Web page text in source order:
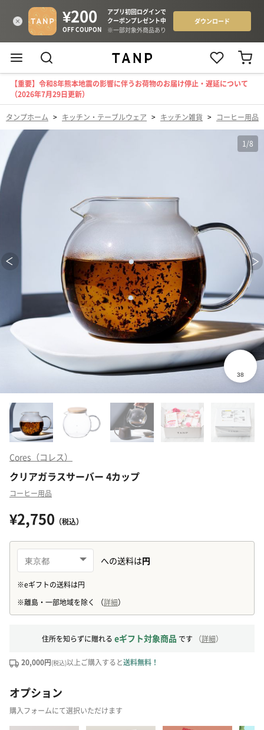
【重要】令和8年熊本地震の影響に伴うお荷物のお届け停止・遅延について
（2026年7月29日更新）
タンプホーム > キッチン・テーブルウェア > キッチン雑貨 > コーヒー用品
1 /8
Cores（コレス）
クリアガラスサーバー 4カップ
コーヒー用品
¥2,750 （税込）
住所を知らずに贈れる eギフト対象商品 です （詳細）
20,000円(税込)以上ご購入すると送料無料！
オプション
購入フォームにて選択いただけます